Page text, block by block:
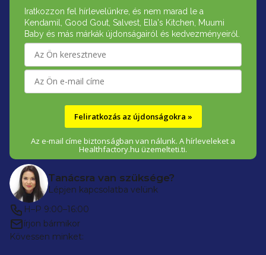
Iratkozzon fel hírlevelünkre, és nem marad le a
Kendamil, Good Gout, Salvest, Ella's Kitchen, Muumi
Baby és más márkák újdonságairól és kedvezményeiről.
Feliratkozás az újdonságokra »
Az e-mail címe biztonságban van nálunk. A hírleveleket a
Healthfactory.hu üzemelteti.ti.
Tanácsra van szüksége?
Lépjen kapcsolatba velünk
H–P 9:00–16:00
írjon bármikor
Kövessen minket: